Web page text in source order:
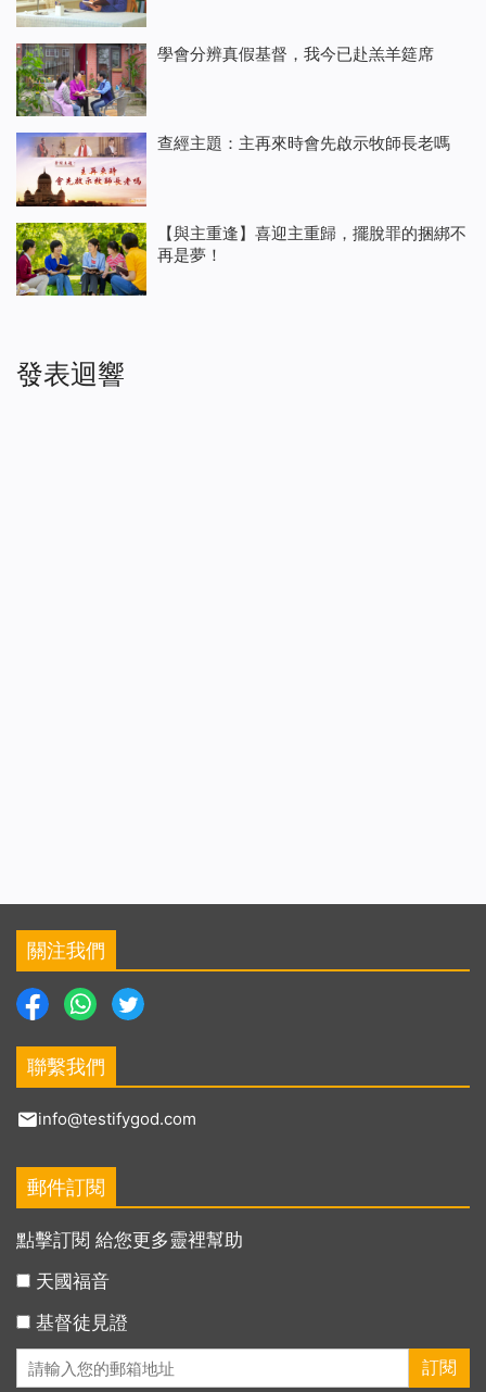
學會分辨真假基督，我今已赴羔羊筵席
查經主題：主再來時會先啟示牧師長老嗎
【與主重逢】喜迎主重歸，擺脫罪的捆綁不
再是夢！
發表迴響
關注我們
聯繫我們
info@testifygod.com
郵件訂閱
點擊訂閱 給您更多靈裡幫助
天國福音
基督徒見證